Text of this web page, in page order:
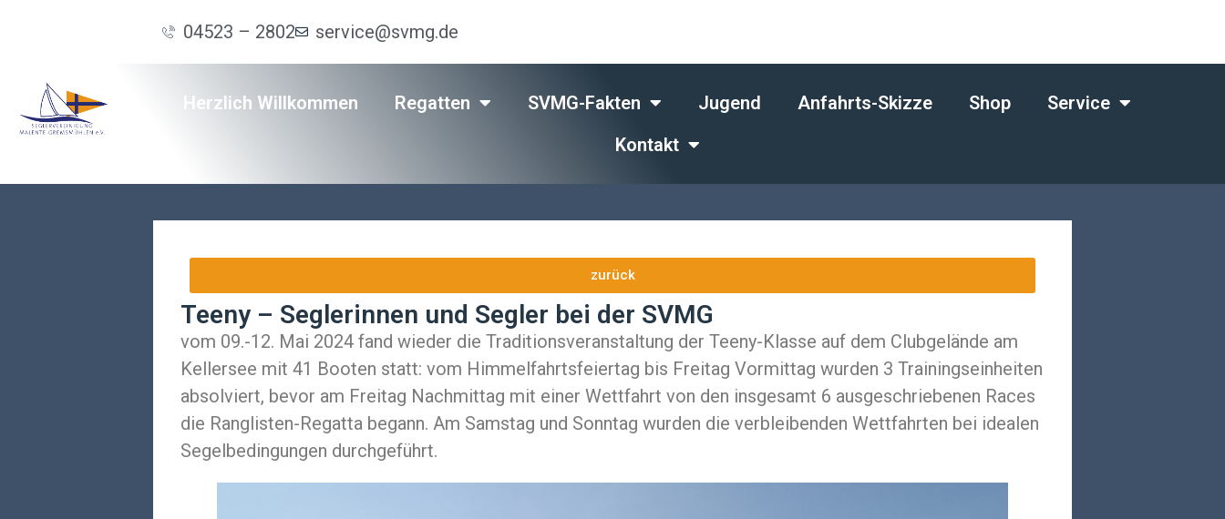
04523 – 2802 service@svmg.de
Herzlich Willkommen Regatten SVMG-Fakten Jugend Anfahrts-Skizze Shop
Service
Kontakt
zurück
Teeny – Seglerinnen und Segler bei der SVMG
vom 09.-12. Mai 2024 fand wieder die Traditionsveranstaltung der Teeny-Klasse auf dem Clubgelände am
Kellersee mit 41 Booten statt: vom Himmelfahrtsfeiertag bis Freitag Vormittag wurden 3 Trainingseinheiten
absolviert, bevor am Freitag Nachmittag mit einer Wettfahrt von den insgesamt 6 ausgeschriebenen Races
die Ranglisten-Regatta begann. Am Samstag und Sonntag wurden die verbleibenden Wettfahrten bei idealen
Segelbedingungen durchgeführt.